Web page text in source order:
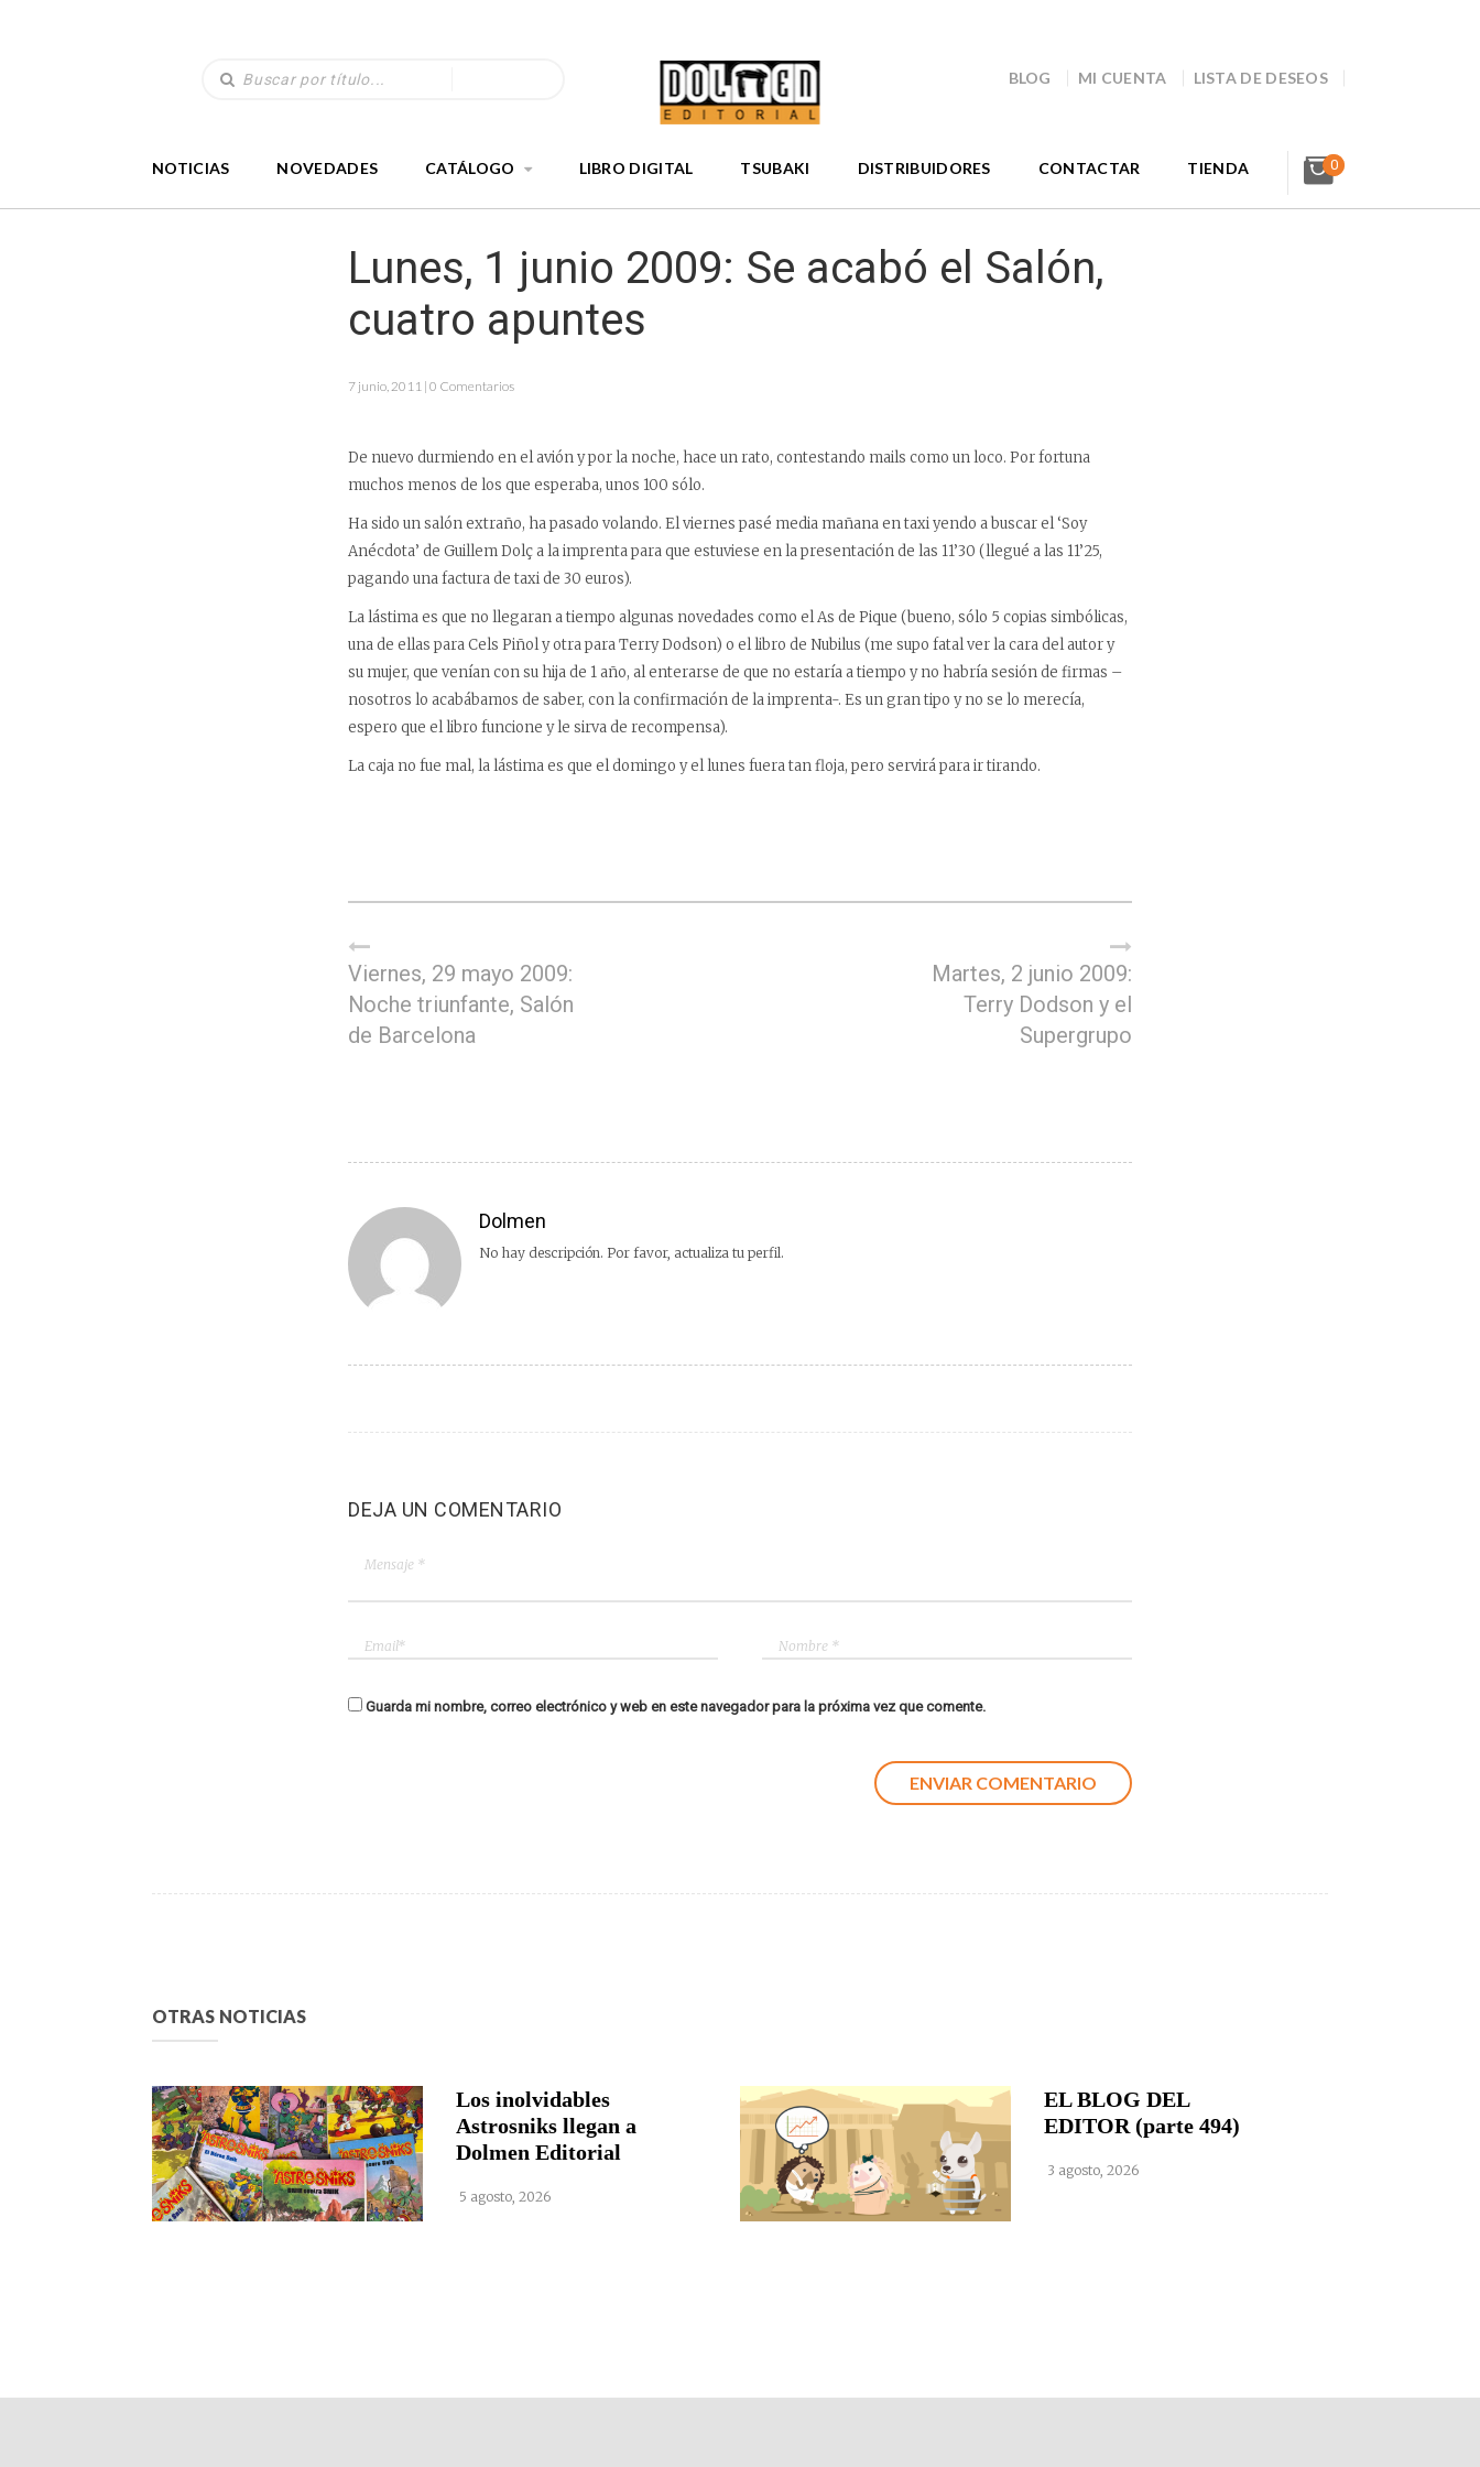
BLOG MI CUENTA LISTA DE DESEOS
NOTICIAS NOVEDADES CATÁLOGO LIBRO DIGITAL TSUBAKI DISTRIBUIDORES CONTACTAR TIENDA 0
Lunes, 1 junio 2009: Se acabó el Salón,
cuatro apuntes
7 junio, 2011 | 0 Comentarios
De nuevo durmiendo en el avión y por la noche, hace un rato, contestando mails como un loco. Por fortuna
muchos menos de los que esperaba, unos 100 sólo.
Ha sido un salón extraño, ha pasado volando. El viernes pasé media mañana en taxi yendo a buscar el ‘Soy
Anécdota’ de Guillem Dolç a la imprenta para que estuviese en la presentación de las 11’30 (llegué a las 11’25,
pagando una factura de taxi de 30 euros).
La lástima es que no llegaran a tiempo algunas novedades como el As de Pique (bueno, sólo 5 copias simbólicas,
una de ellas para Cels Piñol y otra para Terry Dodson) o el libro de Nubilus (me supo fatal ver la cara del autor y
su mujer, que venían con su hija de 1 año, al enterarse de que no estaría a tiempo y no habría sesión de firmas –
nosotros lo acabábamos de saber, con la confirmación de la imprenta-. Es un gran tipo y no se lo merecía,
espero que el libro funcione y le sirva de recompensa).
La caja no fue mal, la lástima es que el domingo y el lunes fuera tan floja, pero servirá para ir tirando.
Viernes, 29 mayo 2009:
Noche triunfante, Salón
de Barcelona
Martes, 2 junio 2009:
Terry Dodson y el
Supergrupo
Dolmen
No hay descripción. Por favor, actualiza tu perfil.
DEJA UN COMENTARIO
Guarda mi nombre, correo electrónico y web en este navegador para la próxima vez que comente.
OTRAS NOTICIAS
Los inolvidables
Astrosniks llegan a
Dolmen Editorial
5 agosto, 2026
EL BLOG DEL
EDITOR (parte 494)
3 agosto, 2026